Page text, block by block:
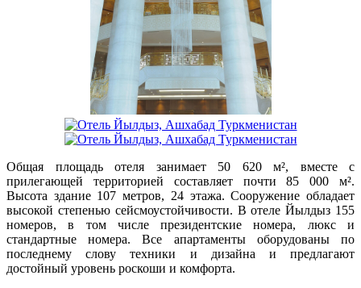
Общая площадь отеля занимает 50 620 м², вместе с
прилегающей территорией составляет почти 85 000 м².
Высота здание 107 метров, 24 этажа. Сооружение обладает
высокой степенью сейсмоустойчивости. В отеле Йылдыз 155
номеров, в том числе президентские номера, люкс и
стандартные номера. Все апартаменты оборудованы по
последнему слову техники и дизайна и предлагают
достойный уровень роскоши и комфорта.